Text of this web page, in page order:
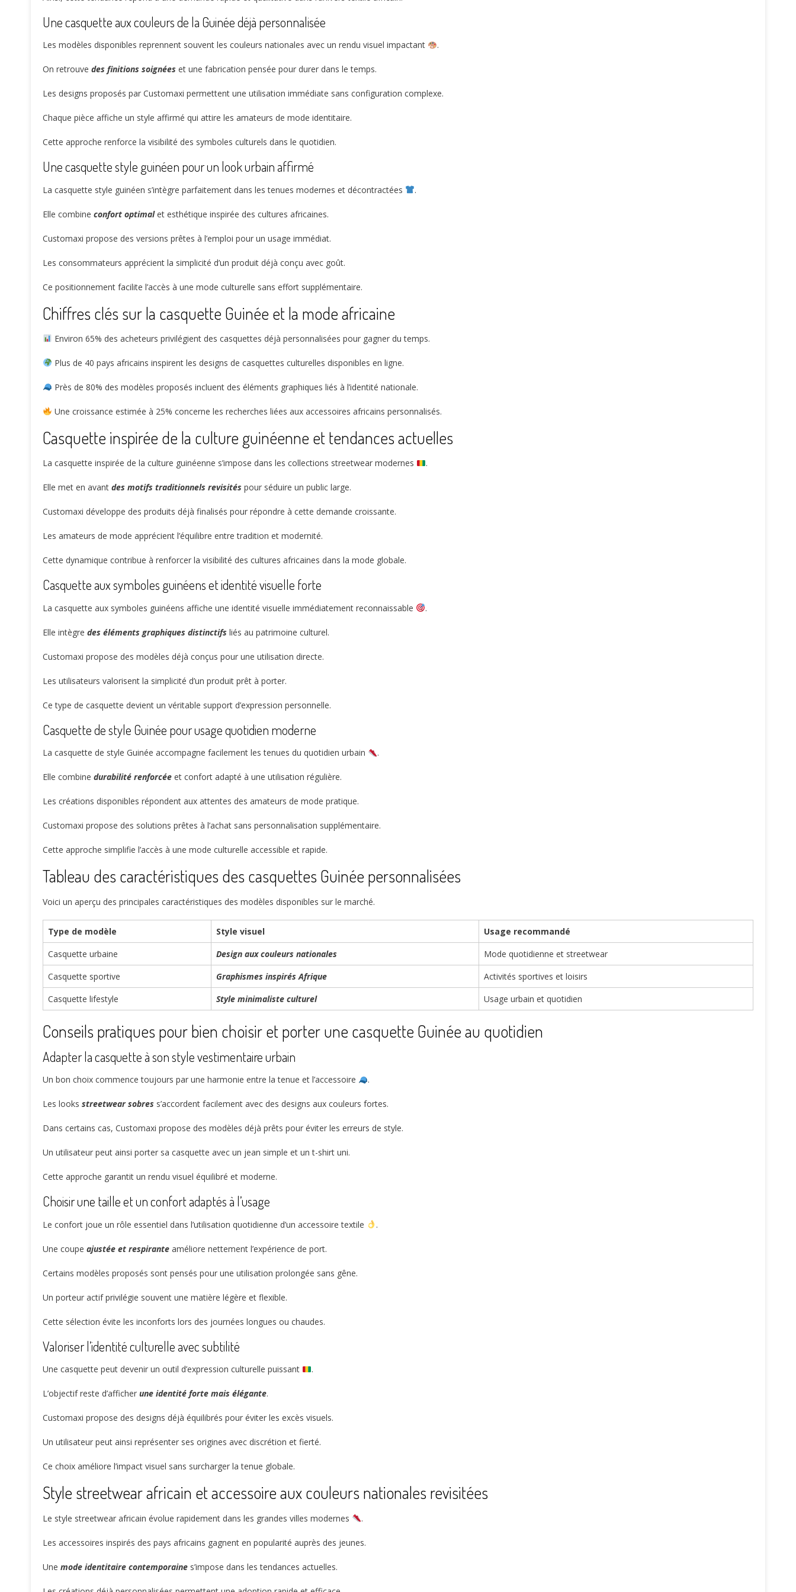
Une casquette aux couleurs de la Guinée déjà personnalisée
Les modèles disponibles reprennent souvent les couleurs nationales avec un rendu visuel impactant .
On retrouve des finitions soignées et une fabrication pensée pour durer dans le temps.
Les designs proposés par Customaxi permettent une utilisation immédiate sans configuration complexe.
Chaque pièce affiche un style affirmé qui attire les amateurs de mode identitaire.
Cette approche renforce la visibilité des symboles culturels dans le quotidien.
Une casquette style guinéen pour un look urbain affirmé
La casquette style guinéen s’intègre parfaitement dans les tenues modernes et décontractées .
Elle combine confort optimalet esthétique inspirée des cultures africaines.
Customaxi propose des versions prêtes à l’emploi pour un usage immédiat.
Les consommateurs apprécient la simplicité d’un produit déjà conçu avec goût.
Ce positionnement facilite l’accès à une mode culturelle sans effort supplémentaire.
Chiffres clés sur la casquette Guinée et la mode africaine
Environ 65% des acheteurs privilégient des casquettes déjà personnalisées pour gagner du temps.
Plus de 40 pays africains inspirent les designs de casquettes culturelles disponibles en ligne.
Près de 80% des modèles proposés incluent des éléments graphiques liés à l’identité nationale.
Une croissance estimée à 25% concerne les recherches liées aux accessoires africains personnalisés.
Casquette inspirée de la culture guinéenne et tendances actuelles
La casquette inspirée de la culture guinéenne s’impose dans les collections streetwear modernes .
Elle met en avant des motifs traditionnels revisités pour séduire un public large.
Customaxi développe des produits déjà finalisés pour répondre à cette demande croissante.
Les amateurs de mode apprécient l’équilibre entre tradition et modernité.
Cette dynamique contribue à renforcer la visibilité des cultures africaines dans la mode globale.
Casquette aux symboles guinéens et identité visuelle forte
La casquette aux symboles guinéens affiche une identité visuelle immédiatement reconnaissable .
Elle intègre des éléments graphiques distinctifs liés au patrimoine culturel.
Customaxi propose des modèles déjà conçus pour une utilisation directe.
Les utilisateurs valorisent la simplicité d’un produit prêt à porter.
Ce type de casquette devient un véritable support d’expression personnelle.
Casquette de style Guinée pour usage quotidien moderne
La casquette de style Guinée accompagne facilement les tenues du quotidien urbain .
Elle combine durabilité renforcée et confort adapté à une utilisation régulière.
Les créations disponibles répondent aux attentes des amateurs de mode pratique.
Customaxi propose des solutions prêtes à l’achat sans personnalisation supplémentaire.
Cette approche simplifie l’accès à une mode culturelle accessible et rapide.
Tableau des caractéristiques des casquettes Guinée personnalisées
Voici un aperçu des principales caractéristiques des modèles disponibles sur le marché.
Type de modèle Style visuel
Usage recommandé
Casquette urbaine
Design aux couleurs nationales
Mode quotidienne et streetwear
Casquette sportive
Graphismes inspirés Afrique
Activités sportives et loisirs
Casquette lifestyle
Style minimaliste culturel Usage urbain et quotidien
Conseils pratiques pour bien choisir et porter une casquette Guinée au quotidien
Adapter la casquette à son style vestimentaire urbain
Un bon choix commence toujours par une harmonie entre la tenue et l’accessoire .
Les looks streetwear sobres s’accordent facilement avec des designs aux couleurs fortes.
Dans certains cas, Customaxi propose des modèles déjà prêts pour éviter les erreurs de style.
Un utilisateur peut ainsi porter sa casquette avec un jean simple et un t-shirt uni.
Cette approche garantit un rendu visuel équilibré et moderne.
Choisir une taille et un confort adaptés à l’usage
Le confort joue un rôle essentiel dans l’utilisation quotidienne d’un accessoire textile .
Une coupe ajustée et respirante améliore nettement l’expérience de port.
Certains modèles proposés sont pensés pour une utilisation prolongée sans gêne.
Un porteur actif privilégie souvent une matière légère et flexible.
Cette sélection évite les inconforts lors des journées longues ou chaudes.
Valoriser l’identité culturelle avec subtilité
Une casquette peut devenir un outil d’expression culturelle puissant .
L’objectif reste d’afficher une identité forte mais élégante.
Customaxi propose des designs déjà équilibrés pour éviter les excès visuels.
Un utilisateur peut ainsi représenter ses origines avec discrétion et fierté.
Ce choix améliore l’impact visuel sans surcharger la tenue globale.
Style streetwear africain et accessoire aux couleurs nationales revisitées
Le style streetwear africain évolue rapidement dans les grandes villes modernes .
Les accessoires inspirés des pays africains gagnent en popularité auprès des jeunes.
Une mode identitaire contemporaine s’impose dans les tendances actuelles.